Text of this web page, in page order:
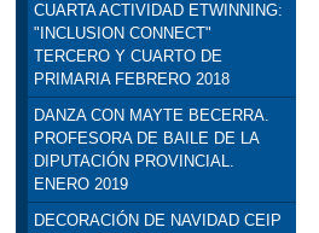
CUARTA ACTIVIDAD ETWINNING:
"INCLUSION CONNECT"
TERCERO Y CUARTO DE
PRIMARIA FEBRERO 2018
DANZA CON MAYTE BECERRA.
PROFESORA DE BAILE DE LA
DIPUTACIÓN PROVINCIAL.
ENERO 2019
DECORACIÓN DE NAVIDAD CEIP